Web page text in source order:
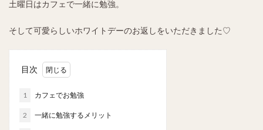
土曜日はカフェで一緒に勉強。
そして可愛らしいホワイトデーのお返しをいただきました♡
目次
1 カフェでお勉強
2 一緒に勉強するメリット